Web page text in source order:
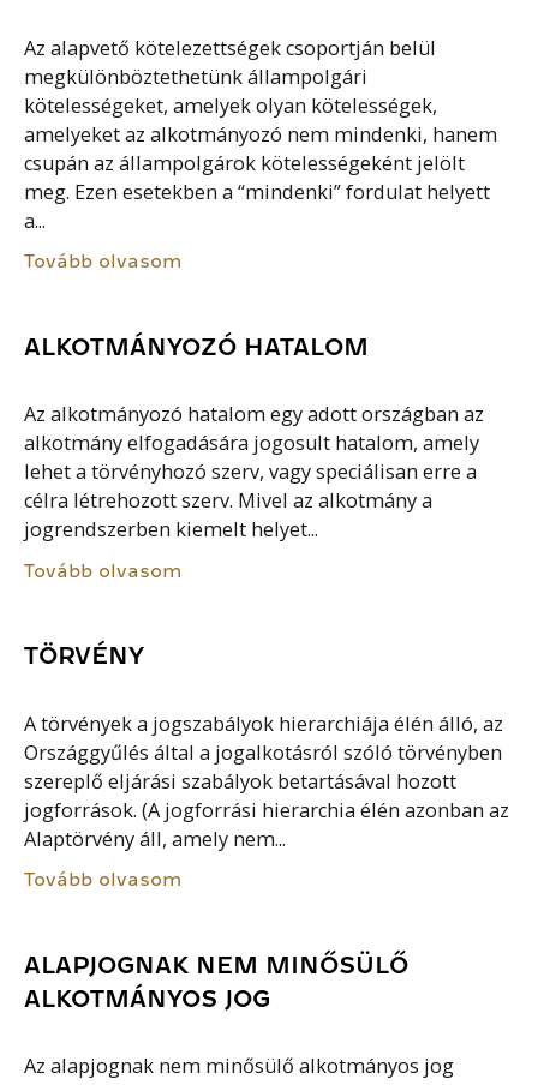
Az alapvető kötelezettségek csoportján belül
megkülönböztethetünk állampolgári
kötelességeket, amelyek olyan kötelességek,
amelyeket az alkotmányozó nem mindenki, hanem
csupán az állampolgárok kötelességeként jelölt
meg. Ezen esetekben a “mindenki” fordulat helyett
a...
Tovább olvasom
ALKOTMÁNYOZÓ HATALOM
Az alkotmányozó hatalom egy adott országban az
alkotmány elfogadására jogosult hatalom, amely
lehet a törvényhozó szerv, vagy speciálisan erre a
célra létrehozott szerv. Mivel az alkotmány a
jogrendszerben kiemelt helyet...
Tovább olvasom
TÖRVÉNY
A törvények a jogszabályok hierarchiája élén álló, az
Országgyűlés által a jogalkotásról szóló törvényben
szereplő eljárási szabályok betartásával hozott
jogforrások. (A jogforrási hierarchia élén azonban az
Alaptörvény áll, amely nem...
Tovább olvasom
ALAPJOGNAK NEM MINŐSÜLŐ
ALKOTMÁNYOS JOG
Az alapjognak nem minősülő alkotmányos jog